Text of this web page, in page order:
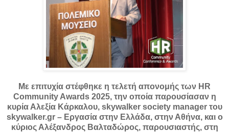
Με επιτυχία στέφθηκε η τελετή απονομής των HR
Community Awards 2025, την οποία παρουσίασαν η
κυρία Αλεξία Κάρκαλου, skywalker society manager του
skywalker.gr – Εργασία στην Ελλάδα, στην Αθήνα, και ο
κύριος Αλέξανδρος Βαλταδώρος, παρουσιαστής, στη